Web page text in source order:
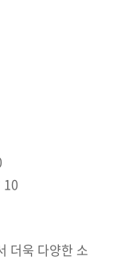
10
더욱 다양한 소